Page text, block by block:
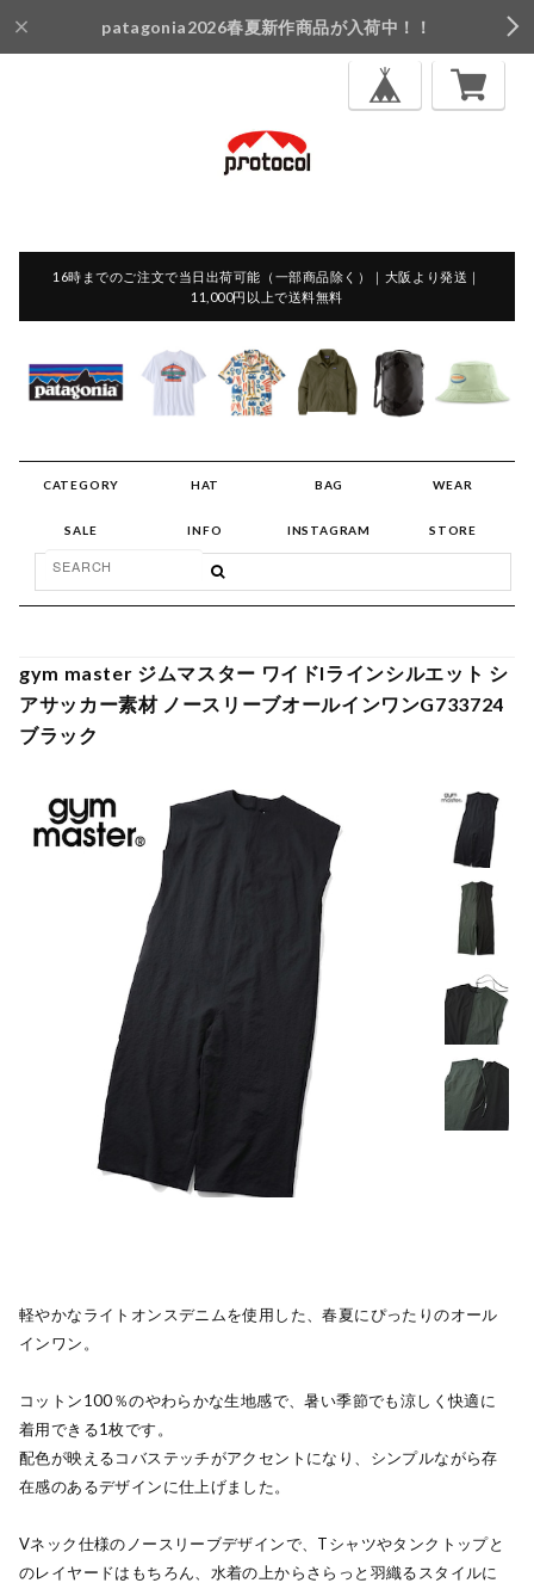
patagonia2026春夏新作商品が入荷中！！
16時までのご注文で当日出荷可能（一部商品除く）｜大阪より発送｜
11,000円以上で送料無料
CATEGORY HAT BAG WEAR
SALE INFO INSTAGRAM STORE
gym master ジムマスター ワイドIラインシルエット シ
アサッカー素材 ノースリーブオールインワンG733724
ブラック
軽やかなライトオンスデニムを使用した、春夏にぴったりのオール
インワン。
コットン100％のやわらかな生地感で、暑い季節でも涼しく快適に
着用できる1枚です。
配色が映えるコバステッチがアクセントになり、シンプルながら存
在感のあるデザインに仕上げました。
Vネック仕様のノースリーブデザインで、Tシャツやタンクトップと
のレイヤードはもちろん、水着の上からさらっと羽織るスタイルに